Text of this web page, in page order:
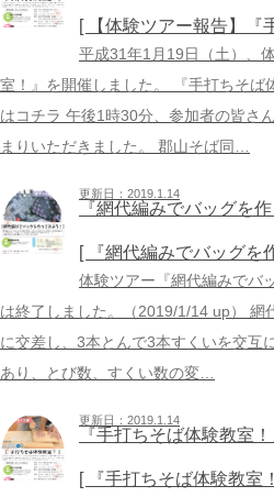
[ 【体験ツアー報告】『
平成31年1月19日（土）、
室！』を開催しました。 『手打ちそば
はコチラ 午後1時30分、参加者の皆さ
まりいただきました。 郡山そば同…
更新日：2019.1.14
『網代編みでバッグを
[ 『網代編みでバッグを
体験ツアー『網代編みでバ
は終了しました。（2019/1/14 up） 網
に交差し、3本とんで3本すくいを交互
あり、とび数、すくい数の変…
更新日：2019.1.14
『手打ちそば体験教室！
[ 『手打ちそば体験教室